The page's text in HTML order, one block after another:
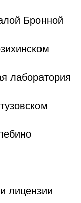
Бронной
лаборатория
лицензии